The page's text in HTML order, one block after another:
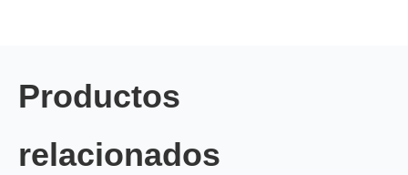
Productos
relacionados